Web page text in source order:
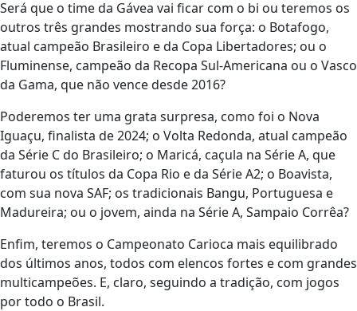
Será que o time da Gávea vai ficar com o bi ou teremos os
outros três grandes mostrando sua força: o Botafogo,
atual campeão Brasileiro e da Copa Libertadores; ou o
Fluminense, campeão da Recopa Sul-Americana ou o Vasco
da Gama, que não vence desde 2016?
Poderemos ter uma grata surpresa, como foi o Nova
Iguaçu, finalista de 2024; o Volta Redonda, atual campeão
da Série C do Brasileiro; o Maricá, caçula na Série A, que
faturou os títulos da Copa Rio e da Série A2; o Boavista,
com sua nova SAF; os tradicionais Bangu, Portuguesa e
Madureira; ou o jovem, ainda na Série A, Sampaio Corrêa?
Enfim, teremos o Campeonato Carioca mais equilibrado
dos últimos anos, todos com elencos fortes e com grandes
multicampeões. E, claro, seguindo a tradição, com jogos
por todo o Brasil.